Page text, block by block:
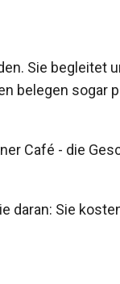
Sie
belegen sogar
Café - die
daran: Sie